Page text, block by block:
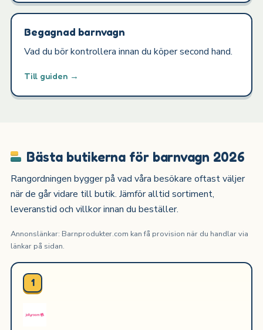
Begagnad barnvagn
Vad du bör kontrollera innan du köper second hand.
Till guiden →
Bästa butikerna för barnvagn 2026
Rangordningen bygger på vad våra besökare oftast väljer
när de går vidare till butik. Jämför alltid sortiment,
leveranstid och villkor innan du beställer.
Annonslänkar: Barnprodukter.com kan få provision när du handlar via
länkar på sidan.
1